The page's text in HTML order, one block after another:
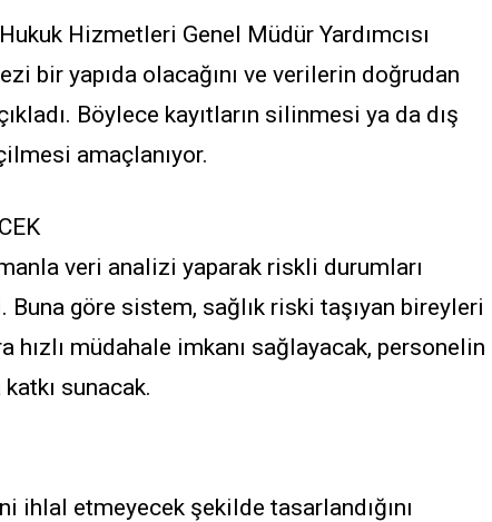
Hizmetleri Genel Müdür Yardımcısı
bir yapıda olacağını ve verilerin doğrudan
Böylece kayıtların silinmesi ya da dış
amaçlanıyor.
veri analizi yaparak riskli durumları
göre sistem, sağlık riski taşıyan bireyleri
müdahale imkanı sağlayacak, personelin
sunacak.
ihlal etmeyecek şekilde tasarlandığını